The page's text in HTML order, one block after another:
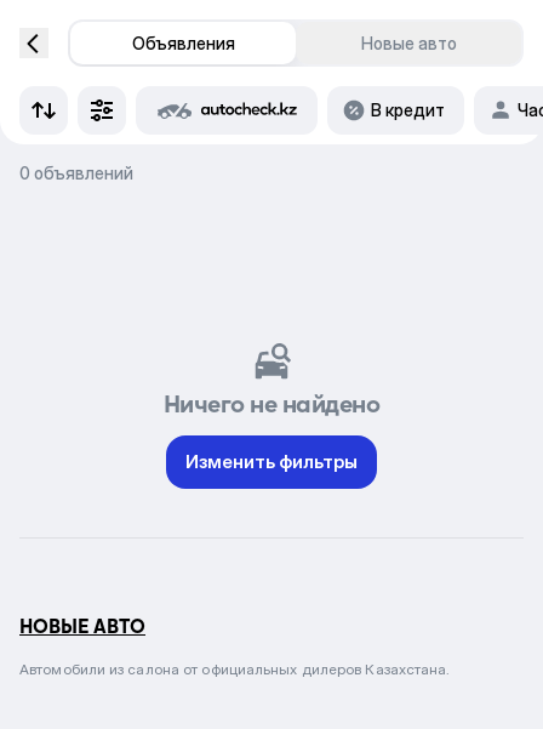
Объявления Новые авто
В кредит
0 объявлений
Ничего не найдено
Изменить фильтры
НОВЫЕ АВТО
Автомобили из салона от официальных дилеров Казахстана.